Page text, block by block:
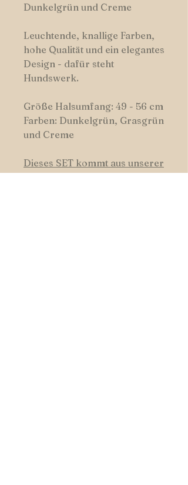
Dunkelgrün und Creme
Leuchtende, knallige Farben,
hohe Qualität und ein elegantes
Design - dafür steht
Hundswerk.
Größe Halsumfang: 49 - 56 cm
Farben: Dunkelgrün, Grasgrün
und Creme
Dieses SET kommt aus unserer